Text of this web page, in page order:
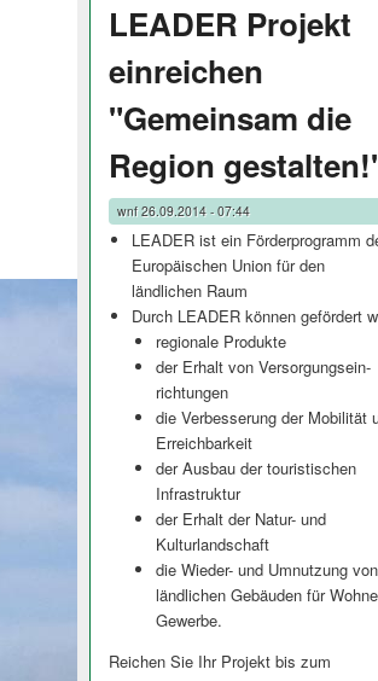
LEADER Projekt
einreichen
"Gemeinsam die
Region
wnf26.09.2014 - 07:44
LEADER ist ein Förderprogramm
Europäischen Union für den
ländlichen Raum
Durch LEADER können gefördert
regionale Produkte
der Erhalt von Versorgungsein­
richtungen
die Verbesserung der Mobilität
Erreichbarkeit
der Ausbau der touristischen
Infrastruktur
der Erhalt der Natur- und
Kulturlandschaft
die Wieder- und Umnutzung von
ländlichen Gebäuden für
Gewerbe.
Reichen Sie Ihr Projekt bis zum